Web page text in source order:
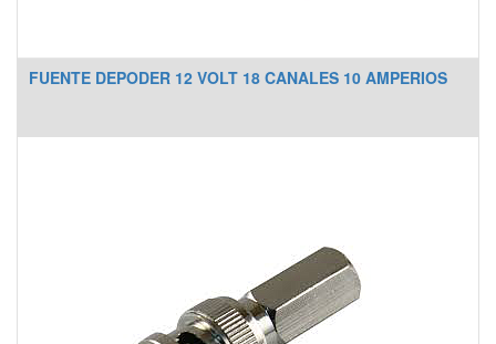
FUENTE DEPODER 12 VOLT 18 CANALES 10 AMPERIOS